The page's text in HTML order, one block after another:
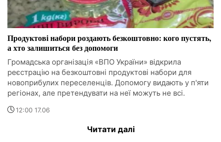
Продуктові набори роздають безкоштовно: кого пустять,
а хто залишиться без допомоги
Громадська організація «ВПО України» відкрила
реєстрацію на безкоштовні продуктові набори для
новоприбулих переселенців. Допомогу видають у п'яти
регіонах, але претендувати на неї можуть не всі.
12:00 17.06
Читати далі